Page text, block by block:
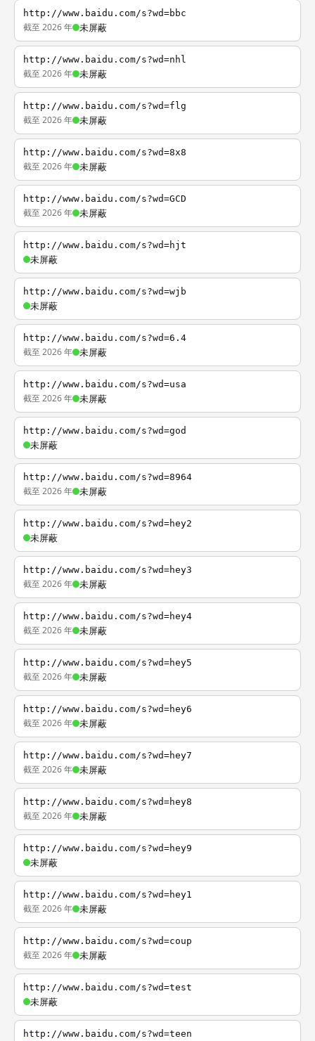
http://www.baidu.com/s?wd=bbc
截至 2026 年 未屏蔽
http://www.baidu.com/s?wd=nhl
截至 2026 年 未屏蔽
http://www.baidu.com/s?wd=flg
截至 2026 年 未屏蔽
http://www.baidu.com/s?wd=8x8
截至 2026 年 未屏蔽
http://www.baidu.com/s?wd=GCD
截至 2026 年 未屏蔽
http://www.baidu.com/s?wd=hjt
未屏蔽
http://www.baidu.com/s?wd=wjb
未屏蔽
http://www.baidu.com/s?wd=6.4
截至 2026 年 未屏蔽
http://www.baidu.com/s?wd=usa
截至 2026 年 未屏蔽
http://www.baidu.com/s?wd=god
未屏蔽
http://www.baidu.com/s?wd=8964
截至 2026 年 未屏蔽
http://www.baidu.com/s?wd=hey2
未屏蔽
http://www.baidu.com/s?wd=hey3
截至 2026 年 未屏蔽
http://www.baidu.com/s?wd=hey4
截至 2026 年 未屏蔽
http://www.baidu.com/s?wd=hey5
截至 2026 年 未屏蔽
http://www.baidu.com/s?wd=hey6
截至 2026 年 未屏蔽
http://www.baidu.com/s?wd=hey7
截至 2026 年 未屏蔽
http://www.baidu.com/s?wd=hey8
截至 2026 年 未屏蔽
http://www.baidu.com/s?wd=hey9
未屏蔽
http://www.baidu.com/s?wd=hey1
截至 2026 年 未屏蔽
http://www.baidu.com/s?wd=coup
截至 2026 年 未屏蔽
http://www.baidu.com/s?wd=test
未屏蔽
http://www.baidu.com/s?wd=teen